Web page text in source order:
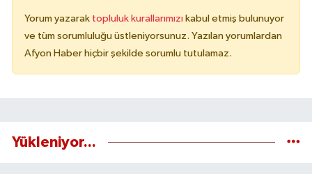
Yorum yazarak topluluk kurallarımızı kabul etmiş bulunuyor
ve tüm sorumluluğu üstleniyorsunuz. Yazılan yorumlardan
Afyon Haber hiçbir şekilde sorumlu tutulamaz.
Yükleniyor...